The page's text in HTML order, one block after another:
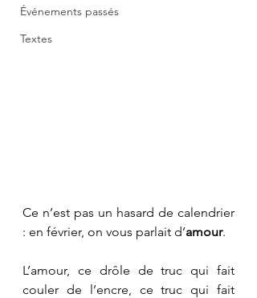
Événements passés
Textes
Ce n’est pas un hasard de calendrier
: en février, on vous parlait d’amour.
L’amour, ce drôle de truc qui fait
couler de l’encre, ce truc qui fait